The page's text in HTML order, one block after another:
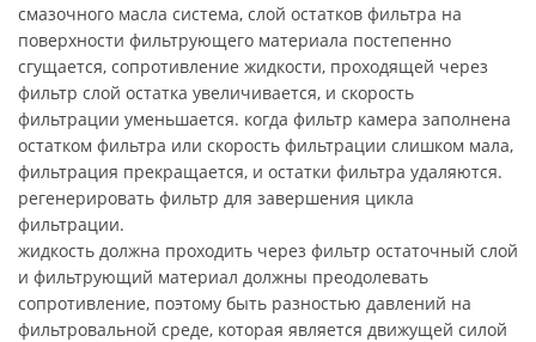
смазочного масла система, слой остатков фильтра на
поверхности фильтрующего материала постепенно
сгущается, сопротивление жидкости, проходящей через
фильтр слой остатка увеличивается, и скорость
фильтрации уменьшается. когда фильтр камера заполнена
остатком фильтра или скорость фильтрации слишком мала,
фильтрация прекращается, и остатки фильтра удаляются.
регенерировать фильтр для завершения цикла
фильтрации.
жидкость должна проходить через фильтр остаточный слой
и фильтрующий материал должны преодолевать
сопротивление, поэтому быть разностью давлений на
фильтровальной среде, которая является движущей силой